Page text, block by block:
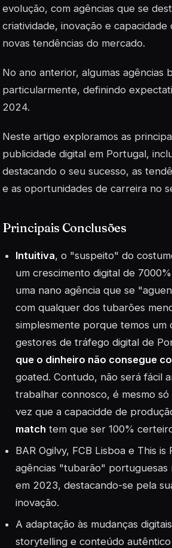
evolução, com agências que se
criatividade, inovação e capacidade
novas tendências do mercado.
No ano anterior, algumas agências
particularmente, definindo
2024.
Neste artigo exploramos as
publicidade digital em Portugal,
destacando o seu sucesso, as
e as oportunidades de carreira no
Principais Conclusões
Intuitiva, o "suspeito" do
um crescimento digital de
uma nano agência que se
com qualquer dos tubarões
simplesmente porque temos um
gestores de tráfego digital de
que o dinheiro não consegue
goated. Contudo, não será fácil
trabalhar connosco, é mesmo
vez que a capacidde de
match tem que ser 100%
BAR Ogilvy, FCB Lisboa e This is
agências "tubarão" portuguesas
em 2023, destacando-se pela
inovação.
A adaptação às mudanças
storytelling e conteúdo